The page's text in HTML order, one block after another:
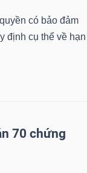
có bảo đảm
định cụ thể về hạn
70 chứng